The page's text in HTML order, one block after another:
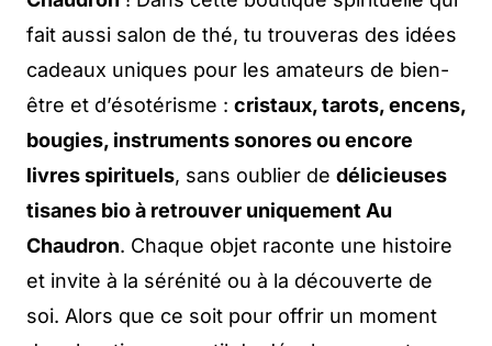
fait aussi salon de thé, tu trouveras des idées
cadeaux uniques pour les amateurs de bien-
être et d’ésotérisme : cristaux, tarots, encens,
bougies, instruments sonores ou encore
livres spirituels, sans oublier de délicieuses
tisanes bio à retrouver uniquement Au
Chaudron. Chaque objet raconte une histoire
et invite à la sérénité ou à la découverte de
soi. Alors que ce soit pour offrir un moment